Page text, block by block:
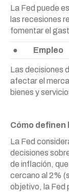
La Fed puede
las recesiones
fomentar el
● Empleo
Las decisiones
afectar el
bienes y
Cómo definen
La Fed
decisiones
de inflación,
cercano al 2%
objetivo, la Fed